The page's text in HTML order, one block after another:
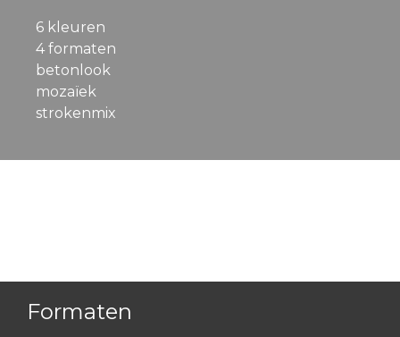
6 kleuren
4 formaten
betonlook
mozaïek
strokenmix
Formaten